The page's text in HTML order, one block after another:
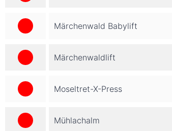
Märchenwald Babylift
Märchenwaldlift
Moseltret-X-Press
Mühlachalm